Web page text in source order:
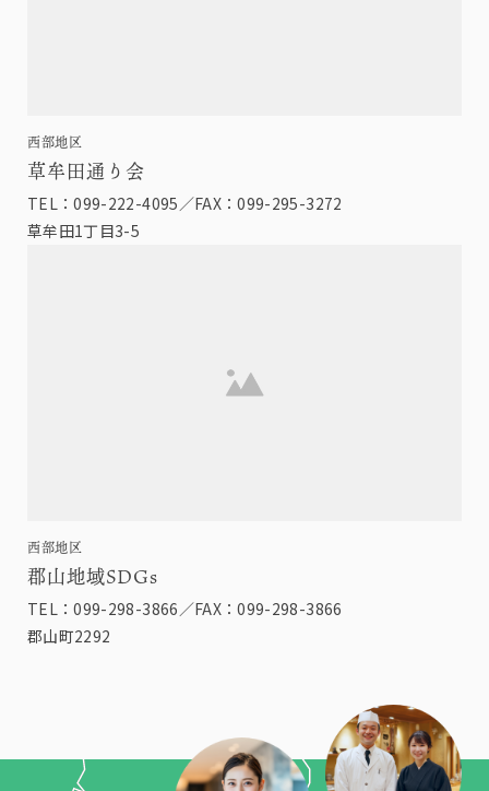
西部地区
草牟田通り会
TEL：099-222-4095／FAX：099-295-3272
草牟田1丁目3-5
西部地区
郡山地域SDGs
TEL：099-298-3866／FAX：099-298-3866
郡山町2292